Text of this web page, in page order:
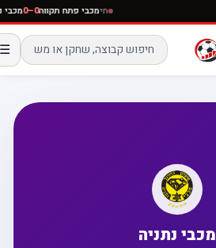
חימכבי פתח תקווה0–0
☰
מכבי נתניה